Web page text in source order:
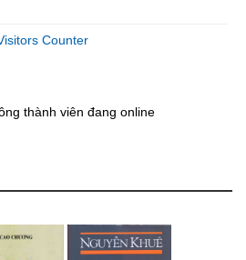
Counter
thành viên đang online